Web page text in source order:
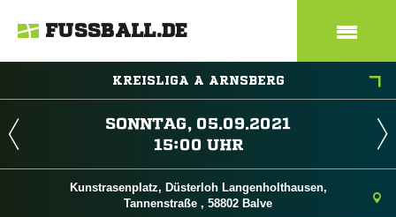
FUSSBALL.DE
KREISLIGA A ARNSBERG
 
 
Kunstrasenplatz, Düsterloh Langenholthausen,
Tannenstraße , 58802 Balve